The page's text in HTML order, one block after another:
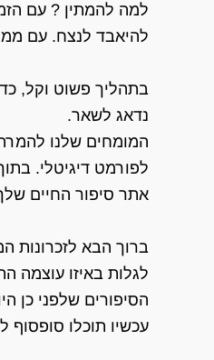
למה להמתין ? עם
להיאבד לנצח. עם
בתהליך פשוט וקל,
נדאג לשאר.
המומחים שלנו
לפורמט דיגיטלי.
אתר סיפור החיים
ברוך הבא לזכרונות
לגלות באיזו עוצמה
הסיפורים שלפני כן
עכשיו תוכלו